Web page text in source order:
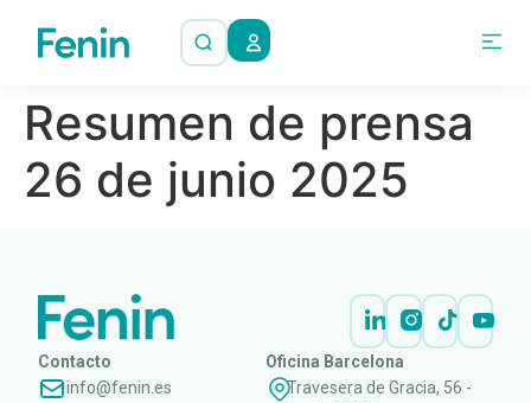
Resumen de prensa
26 de junio 2025
Contacto
info@fenin.es
Oficina Barcelona
Travesera de Gracia, 56 -